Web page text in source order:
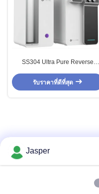
SS304 Ultra Pure Reverse
Ultrapure สําหรับอุตสาหกรรมแม่น
ยํา
รับราคาที่ดีที่สุด
Jasper